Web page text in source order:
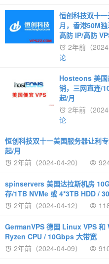
恒创科技双十
月，香港50M
高防 IP/高防
2年前（
论
Hosteons 美国
销，三网直连/
起/月
2年前（
论
恒创科技双十一美国服务器让利
起/月
2年前（2024-04-20）
spinservers 美国达拉斯机房
存/1TB NVMe 或 4*3TB HDD /
2年前（2024-04-12）
GermanVPS 德国 Linux VPS
Ryzen CPU / 10Gbps 大带宽
2年前（2024-04-09）